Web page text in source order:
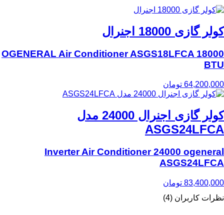
کولر گازی 18000 اجنرال
OGENERAL Air Conditioner ASGS18LFCA 18000
BTU
64,200,000 تومان
کولر گازی‌ اجنرال 24000 مدل
ASGS24LFCA
Inverter Air Conditioner 24000 ogeneral
ASGS24LFCA
83,400,000 تومان
نظرات کاربران (4)